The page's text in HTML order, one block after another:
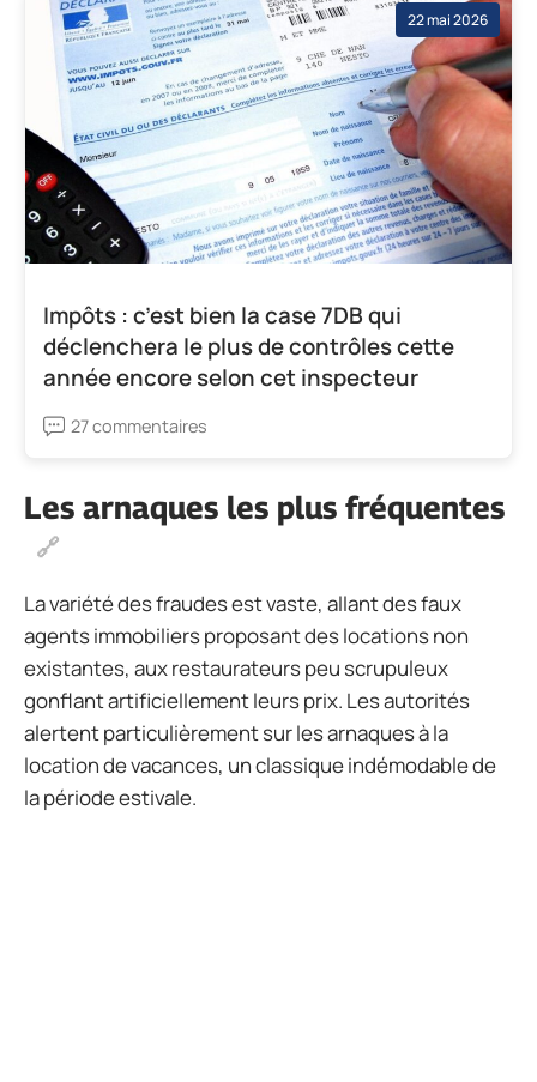
22 mai 2026
Impôts : c’est bien la case 7DB qui
déclenchera le plus de contrôles cette
année encore selon cet inspecteur
27 commentaires
Les arnaques les plus fréquentes
La variété des fraudes est vaste, allant des faux
agents immobiliers proposant des locations non
existantes, aux restaurateurs peu scrupuleux
gonflant artificiellement leurs prix. Les autorités
alertent particulièrement sur les arnaques à la
location de vacances, un classique indémodable de
la période estivale.